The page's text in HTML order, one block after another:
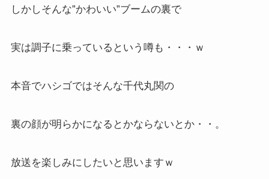
しかしそんな”かわいい”ブームの裏で
実は調子に乗っているという噂も・・・ｗ
本音でハシゴではそんな千代丸関の
裏の顔が明らかになるとかならないとか・・。
放送を楽しみにしたいと思いますｗ